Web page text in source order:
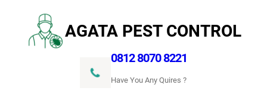
konten
AGATA PEST CONTROL
0812 8070 8221
Have You Any Quires ?